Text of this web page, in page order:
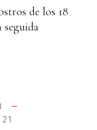
de los 18
seguida
—